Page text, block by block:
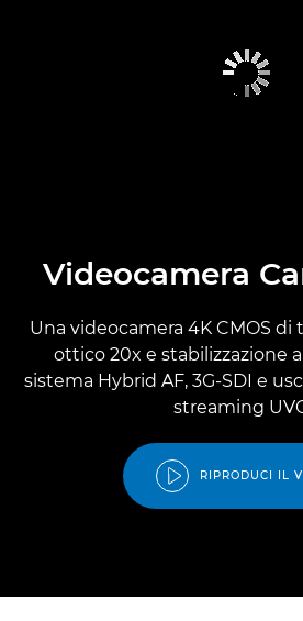
Videocamera
Una videocamera 4K CMOS di
ottico 20x e stabilizzazione a
sistema Hybrid AF, 3G-SDI e
streaming
RIPRODUCI IL